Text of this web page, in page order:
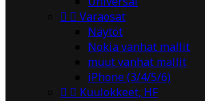
  Varaosat
Näytöt
Nokia vanhat mallit
muut vanhat mallit
iPhone (3/4/5/6)
  Kuulokkeet, HF